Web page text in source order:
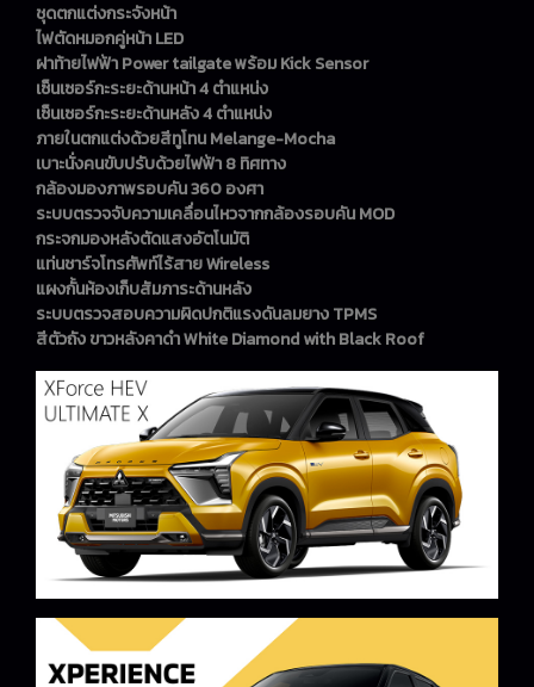
ชุดตกแต่งกระจังหน้า
ไฟตัดหมอกคู่หน้า LED
ฝาท้ายไฟฟ้า Power tailgate พร้อม Kick Sensor
เซ็นเซอร์กะระยะด้านหน้า 4 ตำแหน่ง
เซ็นเซอร์กะระยะด้านหลัง 4 ตำแหน่ง
ภายในตกแต่งด้วยสีทูโทน Melange-Mocha
เบาะนั่งคนขับปรับด้วยไฟฟ้า 8 ทิศทาง
กล้องมองภาพรอบคัน 360 องศา
ระบบตรวจจับความเคลื่อนไหวจากกล้องรอบคัน MOD
กระจกมองหลังตัดแสงอัตโนมัติ
แท่นชาร์จโทรศัพท์ไร้สาย Wireless
แผงกั้นห้องเก็บสัมภาระด้านหลัง
ระบบตรวจสอบความผิดปกติแรงดันลมยาง TPMS
สีตัวถัง ขาวหลังคาดำ White Diamond with Black Roof